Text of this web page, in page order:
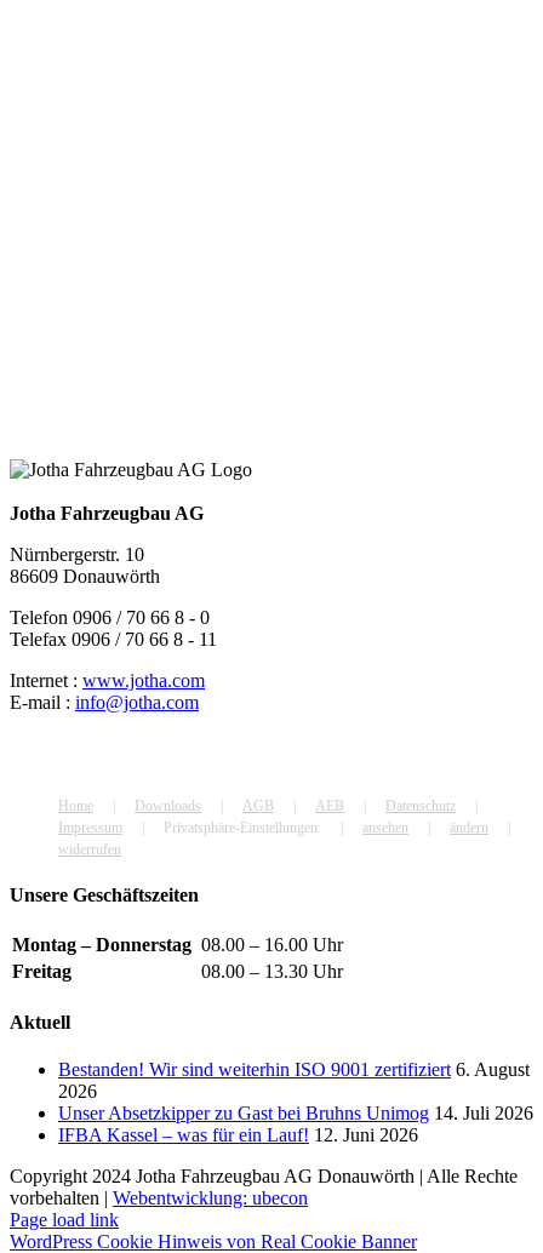
Jotha Fahrzeugbau AG
Nürnbergerstr. 10
86609 Donauwörth
Telefon 0906 / 70 66 8 - 0
Telefax 0906 / 70 66 8 - 11
Internet : www.jotha.com
E-mail : info@jotha.com
Home Downloads AGB AEB
Datenschutz
Impressum
Privatsphäre-Einstellungen: ansehen
ändern
widerrufen
Unsere Geschäftszeiten
Montag – Donnerstag 08.00 – 16.00 Uhr
Freitag
08.00 – 13.30 Uhr
Aktuell
Bestanden! Wir sind weiterhin ISO 9001 zertifiziert 6. August
2026
Unser Absetzkipper zu Gast bei Bruhns Unimog 14. Juli 2026
IFBA Kassel – was für ein Lauf! 12. Juni 2026
Copyright 2024 Jotha Fahrzeugbau AG Donauwörth | Alle Rechte
vorbehalten | Webentwicklung: ubecon
Page load link
WordPress Cookie Hinweis von Real Cookie Banner